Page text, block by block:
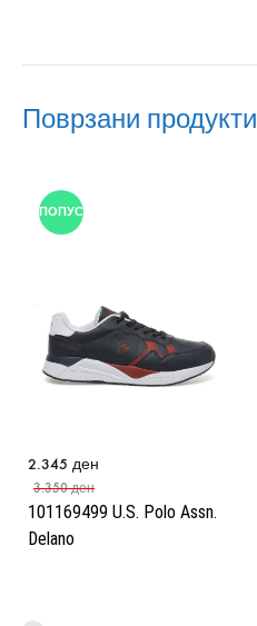
Поврзани продукти
ПОПУСТ
101169499 U.S. Polo Assn.
Delano
2.345 ден
3.350ден